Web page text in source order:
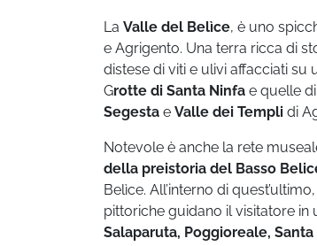
La Valle del Belìce, è uno
e Agrigento. Una terra ricca di
distese di viti e ulivi affacciati su
Grotte di Santa Ninfa e quelle di
Segesta e Valle dei Templi di
Notevole è anche la rete
della preistoria del Basso
Belìce. All’interno di
pittoriche guidano il visitatore in
Salaparuta, Poggioreale, Santa